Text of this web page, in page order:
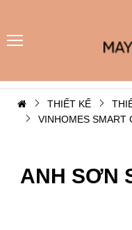
THIẾT KẾ
VINHOMES SMART
ANH SƠN